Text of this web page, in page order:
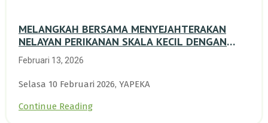
MELANGKAH BERSAMA MENYEJAHTERAKAN
NELAYAN PERIKANAN SKALA KECIL DENGAN
TRANSISI BERKELANJUTAN BERBASIS ALAM
Februari 13, 2026
Selasa 10 Februari 2026, YAPEKA
Continue Reading